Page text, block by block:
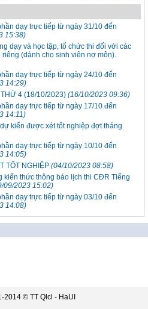
dạy trực tiếp từ ngày 31/10 đến
15:38)
dạy và học tập, tổ chức thi đối với các
(dành cho sinh viên nợ môn).
dạy trực tiếp từ ngày 24/10 đến
14:29)
4 (18/10/2023) (16/10/2023 09:36)
dạy trực tiếp từ ngày 17/10 đến
14:11)
kiến được xét tốt nghiệp đợt tháng
dạy trực tiếp từ ngày 10/10 đến
14:05)
TỐT NGHIỆP (04/10/2023 08:58)
kiến thức thông báo lịch thi CĐR Tiếng
09/2023 15:02)
dạy trực tiếp từ ngày 03/10 đến
14:08)
2014 © TT Qlcl - HaUI